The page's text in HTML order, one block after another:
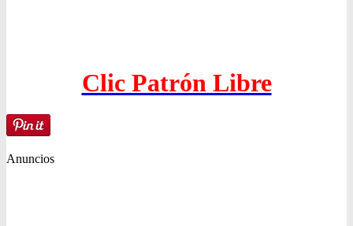
Clic Patrón Libre
Anuncios